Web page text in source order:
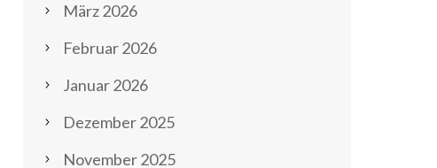
März 2026
Februar 2026
Januar 2026
Dezember 2025
November 2025